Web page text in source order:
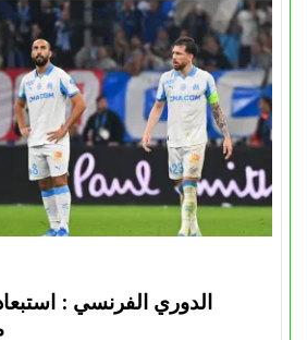
الدوري الفرنسي :